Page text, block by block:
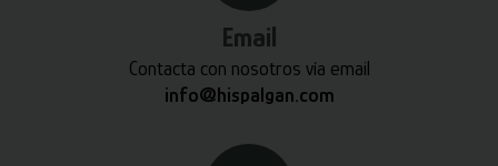
Email
Contacta con nosotros vía email
info@hispalgan.com